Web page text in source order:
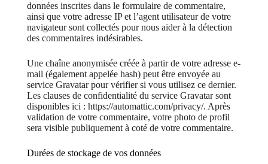
données inscrites dans le formulaire de commentaire,
ainsi que votre adresse IP et l’agent utilisateur de votre
navigateur sont collectés pour nous aider à la détection
des commentaires indésirables.
Une chaîne anonymisée créée à partir de votre adresse e-
mail (également appelée hash) peut être envoyée au
service Gravatar pour vérifier si vous utilisez ce dernier.
Les clauses de confidentialité du service Gravatar sont
disponibles ici : https://automattic.com/privacy/. Après
validation de votre commentaire, votre photo de profil
sera visible publiquement à coté de votre commentaire.
Durées de stockage de vos données